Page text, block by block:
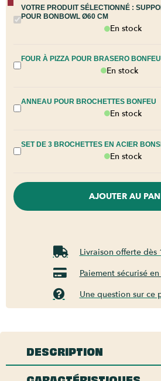
VOTRE PRODUIT SÉLECTIONNÉ :
POUR BONBOWL Ø60 CM
En stock
FOUR À PIZZA POUR BRASERO BONFEU
En stock
ANNEAU POUR BROCHETTES BONFEU
En stock
SET DE 3 BROCHETTES EN ACIER
En stock
AJOUTER AU
Livraison offerte dès
Paiement sécurisé
Une question sur ce
DESCRIPTION